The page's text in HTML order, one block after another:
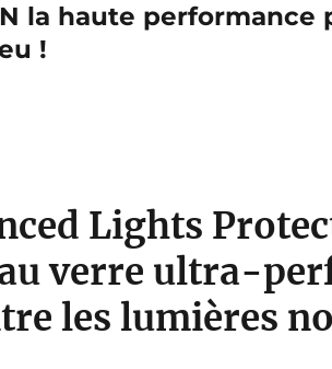
la haute performance
!
Lights
verre ultra-
les lumières